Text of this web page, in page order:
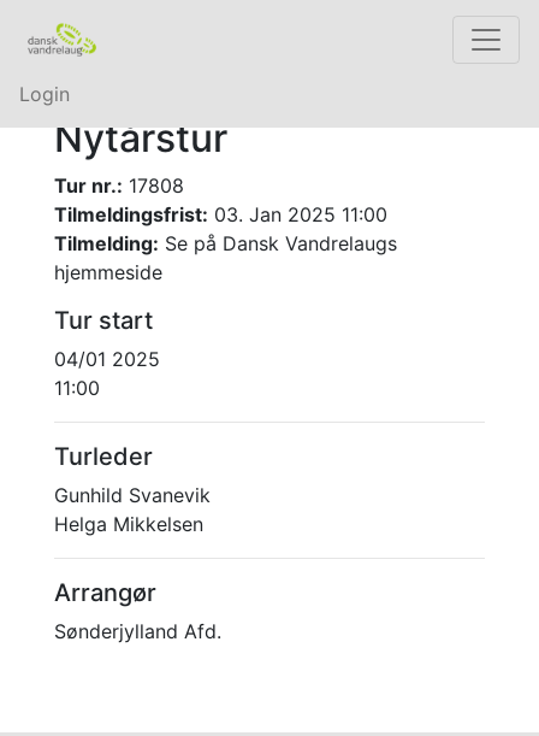
Login
Nytårstur
Tur nr.: 17808
Tilmeldingsfrist: 03. Jan 2025 11:00
Tilmelding: Se på Dansk Vandrelaugs
hjemmeside
Tur start
04/01 2025
11:00
Turleder
Gunhild Svanevik
Helga Mikkelsen
Arrangør
Sønderjylland Afd.